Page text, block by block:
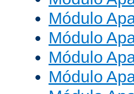
Módulo
Módulo
Módulo
Módulo